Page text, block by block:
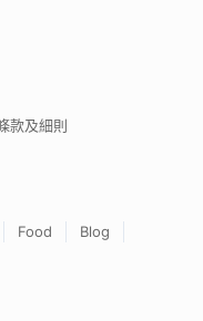
款及細則
Food
Blog